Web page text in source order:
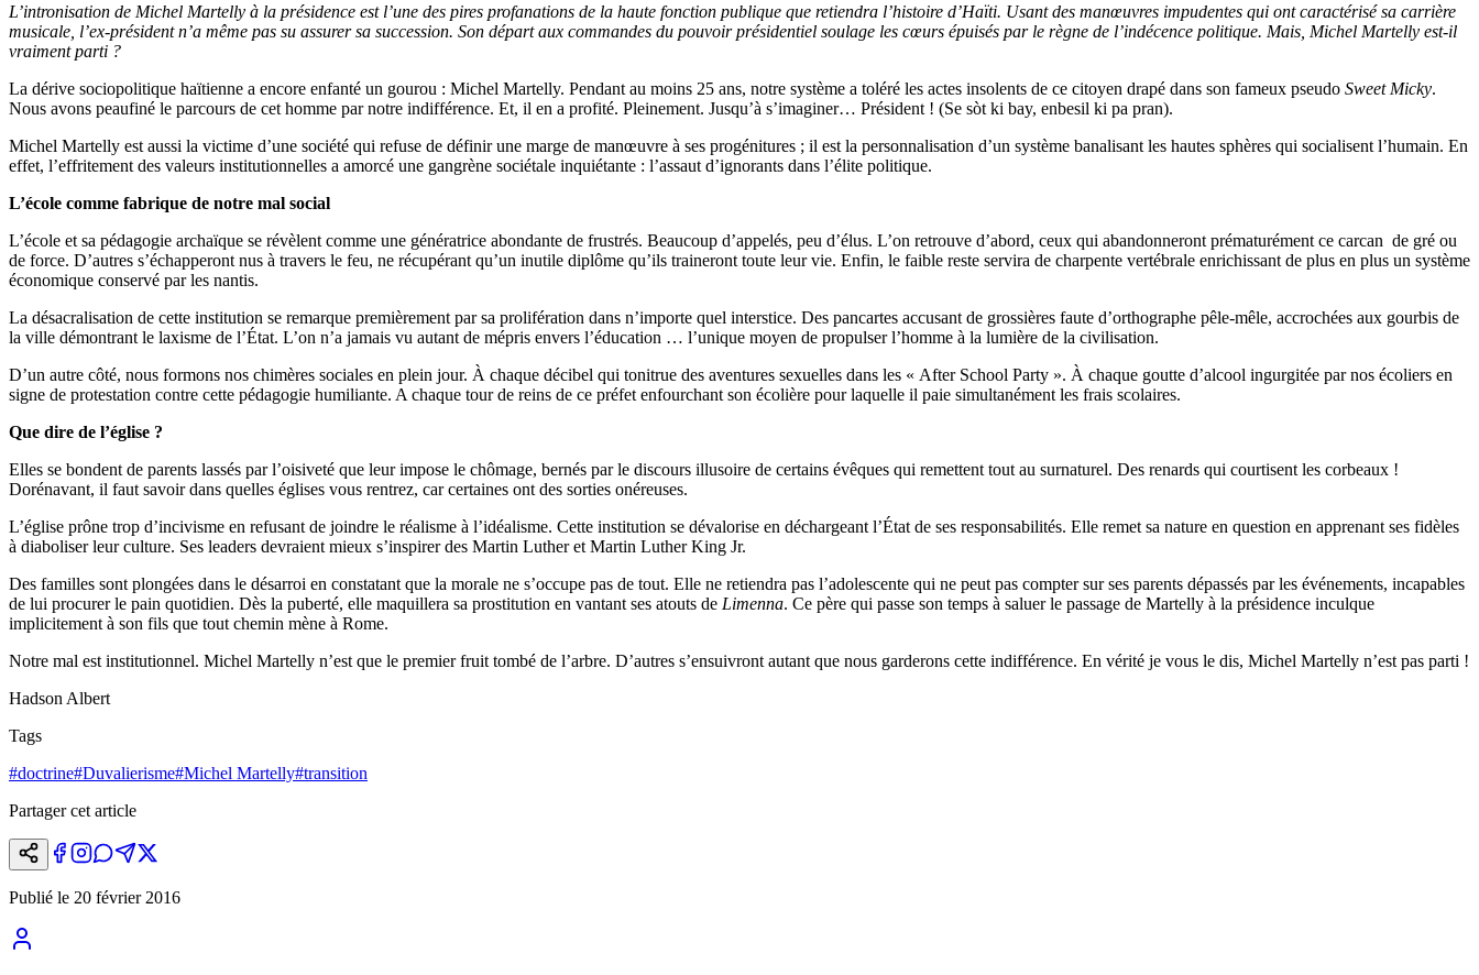
L’intronisation de Michel Martelly à la présidence est l’une des pires profanations de la haute fonction publique que retiendra l’histoire d’Haïti. Usant des manœuvres impudentes qui ont caractérisé sa carrière
musicale, l’ex-président n’a même pas su assurer sa succession. Son départ aux commandes du pouvoir présidentiel soulage les cœurs épuisés par le règne de l’indécence politique. Mais, Michel Martelly est-il
vraiment parti ?
La dérive sociopolitique haïtienne a encore enfanté un gourou : Michel Martelly. Pendant au moins 25 ans, notre système a toléré les actes insolents de ce citoyen drapé dans son fameux pseudo Sweet Micky.
Nous avons peaufiné le parcours de cet homme par notre indifférence. Et, il en a profité. Pleinement. Jusqu’à s’imaginer… Président ! (Se sòt ki bay, enbesil ki pa pran).
Michel Martelly est aussi la victime d’une société qui refuse de définir une marge de manœuvre à ses progénitures ; il est la personnalisation d’un système banalisant les hautes sphères qui socialisent l’humain. En
effet, l’effritement des valeurs institutionnelles a amorcé une gangrène sociétale inquiétante : l’assaut d’ignorants dans l’élite politique.
L’école comme fabrique de notre mal social
L’école et sa pédagogie archaïque se révèlent comme une génératrice abondante de frustrés. Beaucoup d’appelés, peu d’élus. L’on retrouve d’abord, ceux qui abandonneront prématurément ce carcan de gré ou
de force. D’autres s’échapperont nus à travers le feu, ne récupérant qu’un inutile diplôme qu’ils traineront toute leur vie. Enfin, le faible reste servira de charpente vertébrale enrichissant de plus en plus un système
économique conservé par les nantis.
La désacralisation de cette institution se remarque premièrement par sa prolifération dans n’importe quel interstice. Des pancartes accusant de grossières faute d’orthographe pêle-mêle, accrochées aux gourbis de
la ville démontrant le laxisme de l’État. L’on n’a jamais vu autant de mépris envers l’éducation … l’unique moyen de propulser l’homme à la lumière de la civilisation.
D’un autre côté, nous formons nos chimères sociales en plein jour. À chaque décibel qui tonitrue des aventures sexuelles dans les « After School Party ». À chaque goutte d’alcool ingurgitée par nos écoliers en
signe de protestation contre cette pédagogie humiliante. A chaque tour de reins de ce préfet enfourchant son écolière pour laquelle il paie simultanément les frais scolaires.
Que dire de l’église ?
Elles se bondent de parents lassés par l’oisiveté que leur impose le chômage, bernés par le discours illusoire de certains évêques qui remettent tout au surnaturel. Des renards qui courtisent les corbeaux !
Dorénavant, il faut savoir dans quelles églises vous rentrez, car certaines ont des sorties onéreuses.
L’église prône trop d’incivisme en refusant de joindre le réalisme à l’idéalisme. Cette institution se dévalorise en déchargeant l’État de ses responsabilités. Elle remet sa nature en question en apprenant ses fidèles
à diaboliser leur culture. Ses leaders devraient mieux s’inspirer des Martin Luther et Martin Luther King Jr.
Des familles sont plongées dans le désarroi en constatant que la morale ne s’occupe pas de tout. Elle ne retiendra pas l’adolescente qui ne peut pas compter sur ses parents dépassés par les événements, incapables
de lui procurer le pain quotidien. Dès la puberté, elle maquillera sa prostitution en vantant ses atouts de Limenna. Ce père qui passe son temps à saluer le passage de Martelly à la présidence inculque
implicitement à son fils que tout chemin mène à Rome.
Notre mal est institutionnel. Michel Martelly n’est que le premier fruit tombé de l’arbre. D’autres s’ensuivront autant que nous garderons cette indifférence. En vérité je vous le dis, Michel Martelly n’est pas parti !
Hadson Albert
Tags
#doctrine#Duvalierisme#Michel Martelly#transition
Partager cet article
Publié le 20 février 2016